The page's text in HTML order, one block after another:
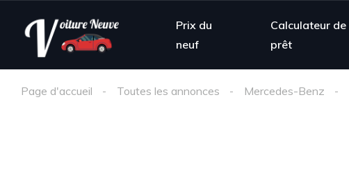
Prix du
neuf
Calculateur de
prêt
Page d'accueil Toutes les annonces Mercedes-Benz